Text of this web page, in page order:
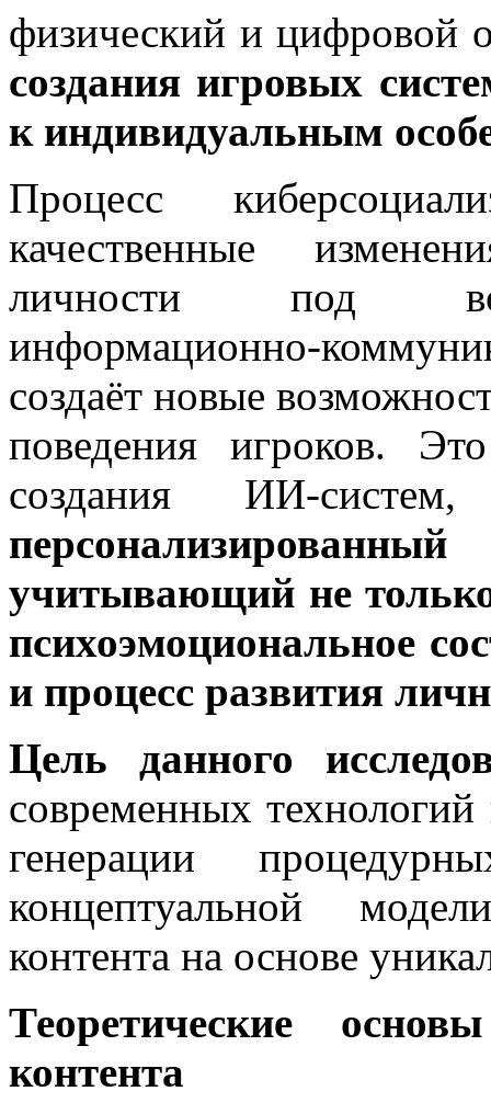
физический и цифровой
создания игровых
к индивидуальным
Процесс
качественные
личности под
информационно-
создаёт новые
поведения игроков.
создания ИИ-
учитывающий не
психоэмоциональное
и процесс развития
Цель данного
современных технологий
генерации
концептуальной
контента на основе
Теоретические
контента